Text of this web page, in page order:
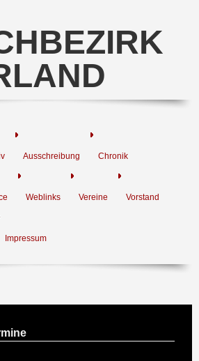
Ausschreibung Chronik
Weblinks Vereine Vorstand
Impressum